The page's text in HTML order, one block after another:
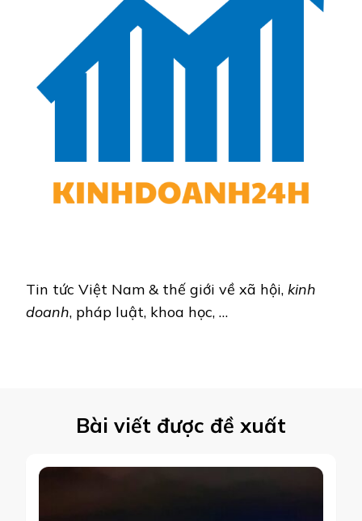
Tin tức Việt Nam & thế giới về xã hội, kinh
doanh, pháp luật, khoa học, …
Bài viết được đề xuất